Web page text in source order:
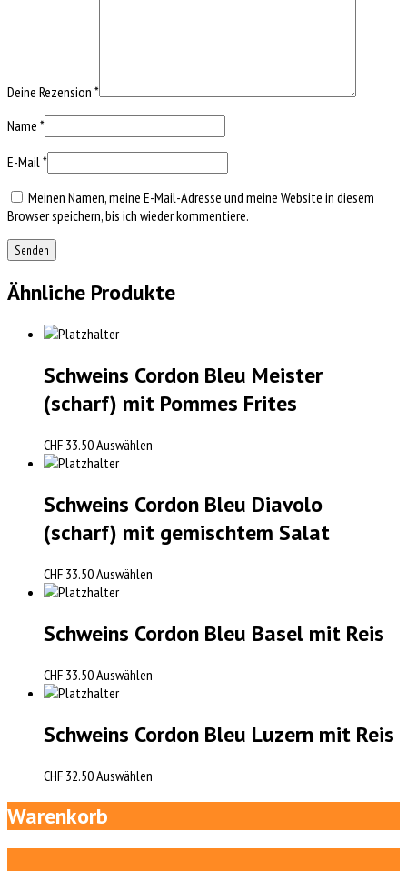
Deine Rezension *
Name *
E-Mail *
Meinen Namen, meine E-Mail-Adresse und meine Website in diesem
Browser speichern, bis ich wieder kommentiere.
Ähnliche Produkte
Schweins Cordon Bleu Meister
(scharf) mit Pommes Frites
CHF 33.50Auswählen
Schweins Cordon Bleu Diavolo
(scharf) mit gemischtem Salat
CHF 33.50Auswählen
Schweins Cordon Bleu Basel mit Reis
CHF 33.50Auswählen
Schweins Cordon Bleu Luzern mit Reis
CHF 32.50Auswählen
Warenkorb